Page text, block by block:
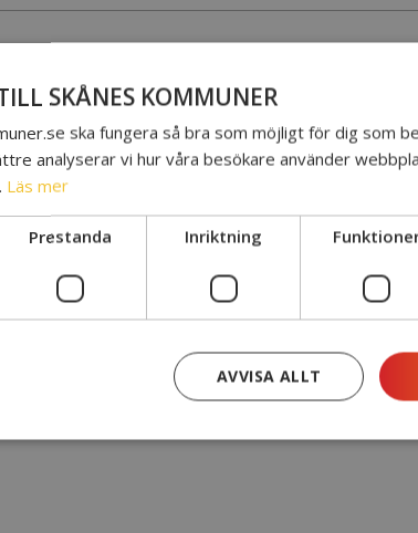
Anmäl dig här
SKÅNES KOMMUNER
ska fungera så bra som möjligt för dig som
analyserar vi hur våra besökare använder
Läs mer
Prestanda Inriktning
AVVISA ALLT